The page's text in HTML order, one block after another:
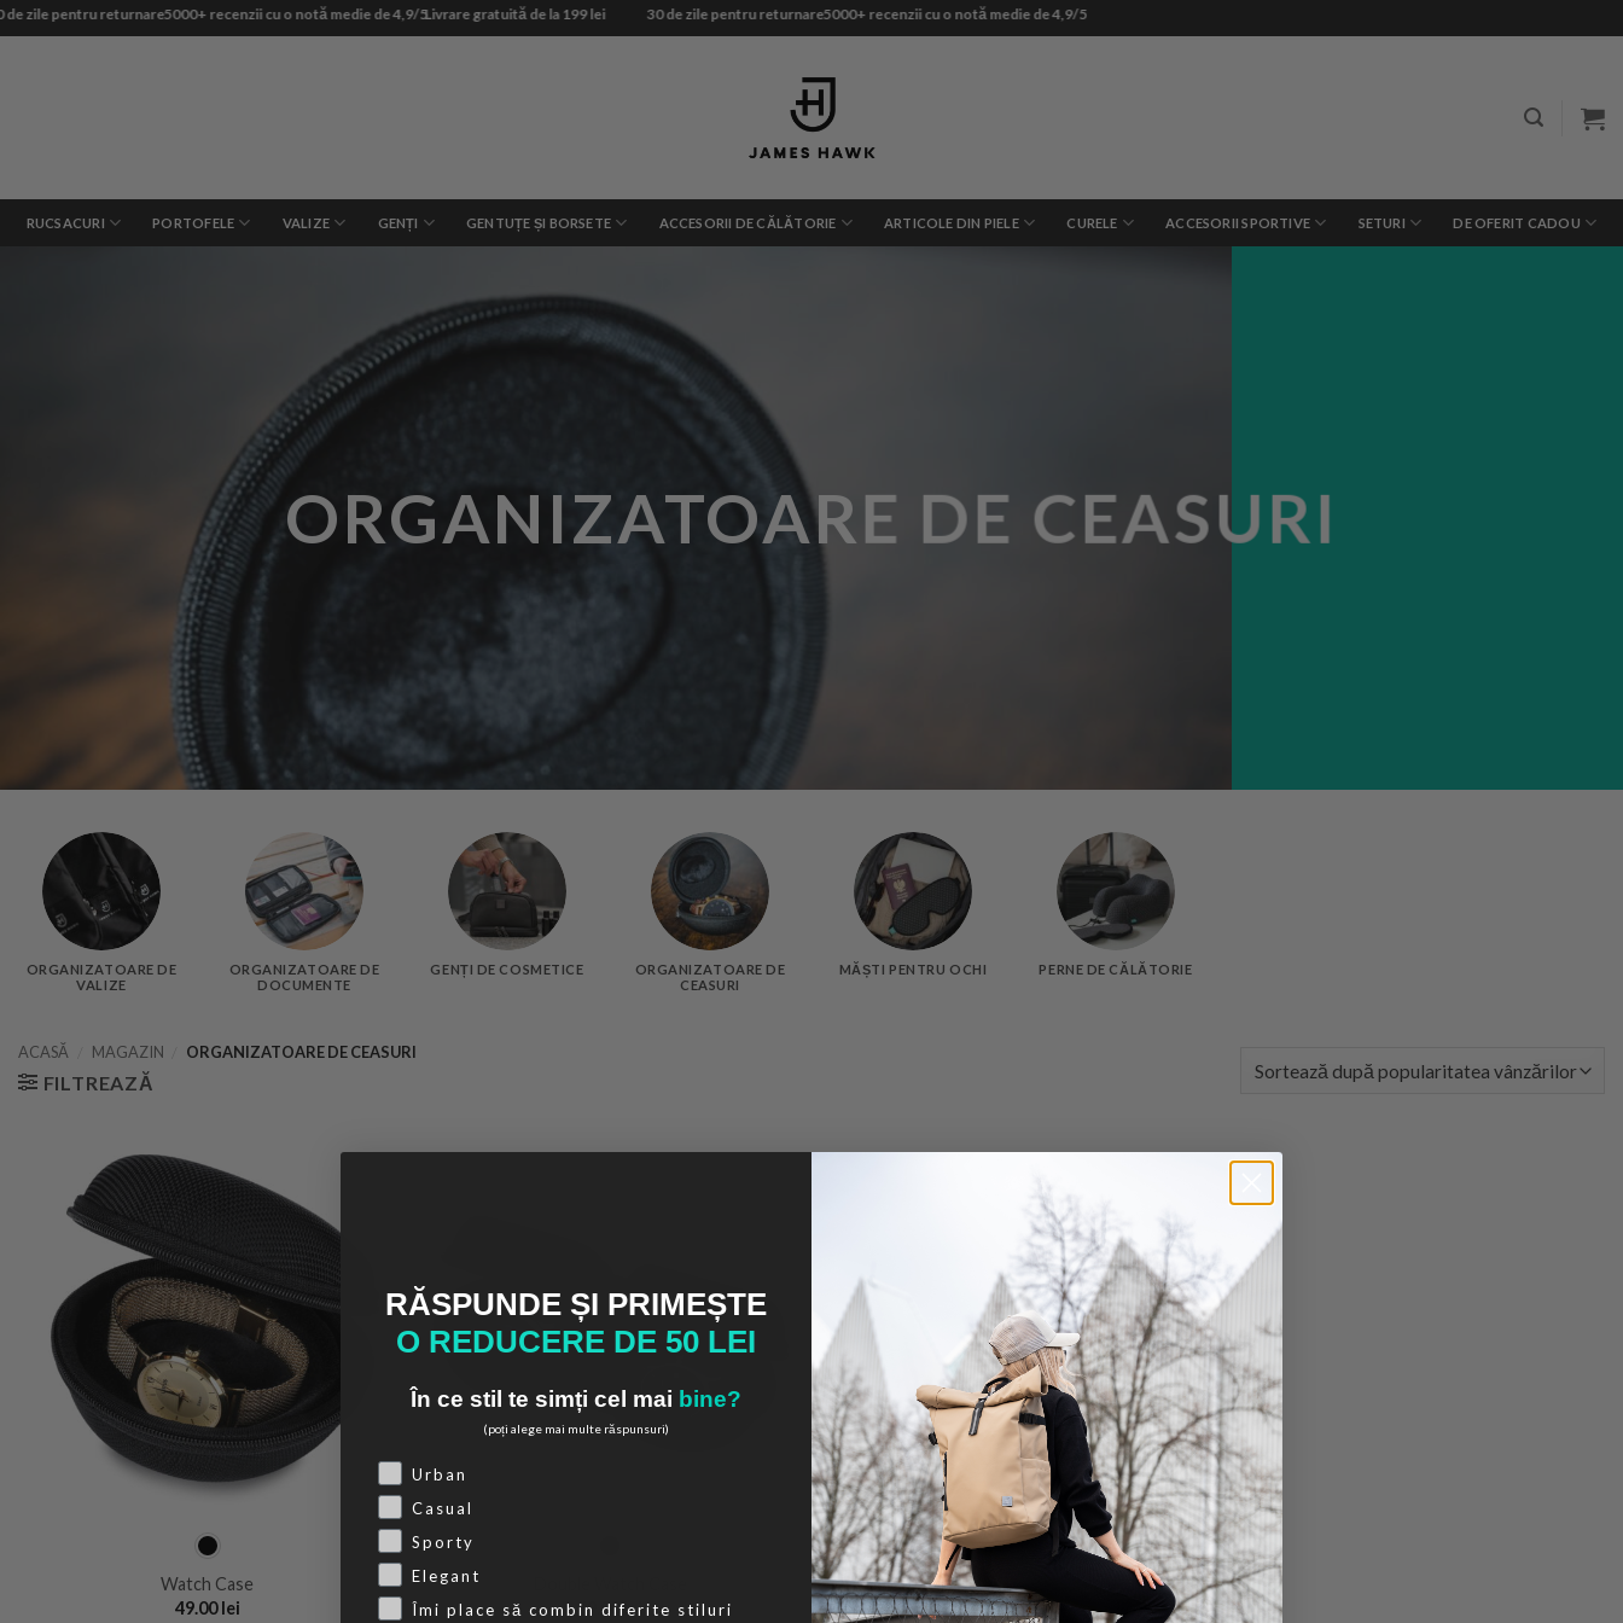
Skip
to
zile pentru returnare5000+ recenzii cu o notă medie de 4,9/5Livrare gratuită de la 199 lei 30 de zile pentru returnare5000+ recenzii cu o notă medie de 4,9/5
RUCSACURI PORTOFELE VALIZE GENȚI GENTUȚE ȘI BORSETE ACCESORII DE CĂLĂTORIE ARTICOLE DIN PIELE CURELE ACCESORII SPORTIVE SETURI DE OFERIT CADOU
ORGANIZATOARE DE CEASURI
ORGANIZATOARE DE
VALIZE
ORGANIZATOARE DE
DOCUMENTE
GENȚI DE COSMETICE
ORGANIZATOARE DE
CEASURI
MĂȘTI PENTRU OCHI PERNE DE CĂLĂTORIE
ACASĂ MAGAZIN ORGANIZATOARE DE CEASURI
FILTREAZĂ
Watch Case
49.00lei
69.00lei
RĂSPUNDE ȘI PRIMEȘTE
O REDUCERE DE 50 LEI
În ce stil te simți cel mai bine?
(poți alege mai multe răspunsuri)
Choose your style
Urban
Casual
Sporty
Elegant
Îmi place să combin diferite stiluri